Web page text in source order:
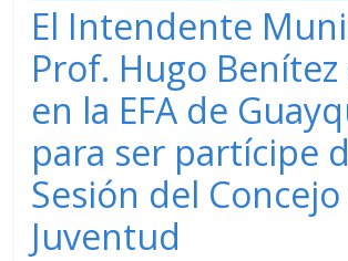
El Intendente
Prof. Hugo
en la EFA de
para ser partícipe
Sesión del
Juventud